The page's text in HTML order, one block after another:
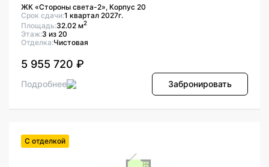
ЖК «Стороны света-2», Корпус 20
Срок сдачи:1 квартал 2027г.
Площадь:32.02 м2
Этаж:3 из 20
Отделка:Чистовая
5 955 720 ₽
Подробнее Забронировать
С отделкой